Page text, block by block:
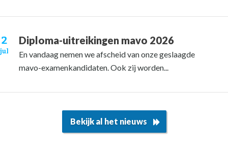
2
jul
Diploma-uitreikingen mavo 2026
En vandaag nemen we afscheid van onze geslaagde
mavo-examenkandidaten. Ook zij worden...
Bekijk al het nieuws